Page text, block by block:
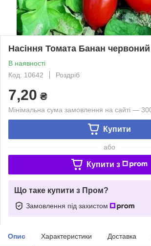
Насіння Томата Банан червоний
В наявності
Код: 10642
Роздріб
7,20 ₴
Мінімальна сума замовлення на сайті —
Купити
або
Купити з
Що таке купити з Пром?
Замовлення під захистом
Опис Характеристики Доставка